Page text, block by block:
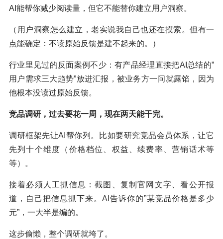
AI能帮你减少阅读量，但它不能替你建立用户洞察。
（用户洞察怎么建立，老实说我自己也还在摸索。但有一
点能确定：不读原始反馈是建不起来的。）
行业里见过的反面案例不少：有产品经理直接把AI总结的”
用户需求三大趋势”放进汇报，被业务方一问就露馅，因为
他根本没读过原始反馈。
竞品调研，过去要花一周，现在两天能干完。
调研框架先让AI帮你列。比如要研究竞品会员体系，让它
先列十个维度（价格档位、权益、续费率、营销话术等
等）。
接着必须人工抓信息：截图、复制官网文字、看公开报
道，自己把信息抓下来。AI告诉你的”某竞品价格是多少
元”，一大半是编的。
这步偷懒，整个调研就垮了。